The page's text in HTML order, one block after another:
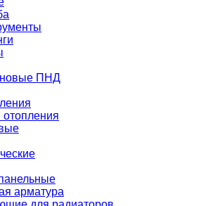
ПНД
арматура